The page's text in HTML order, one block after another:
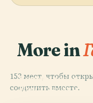
More in
153 мест, чтобы
соединить вместе.
PLACE
Королевская
Национальная